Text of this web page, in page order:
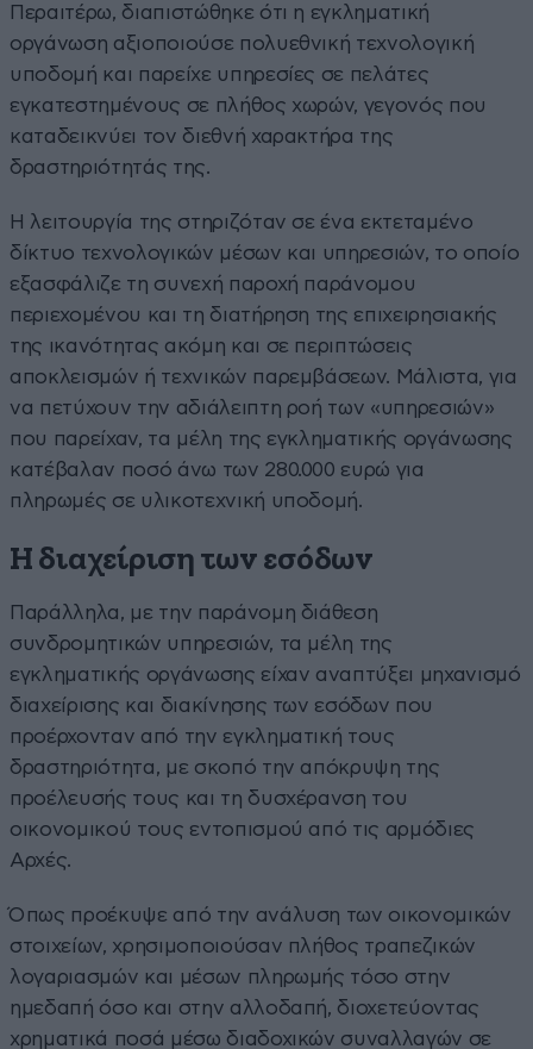
Περαιτέρω, διαπιστώθηκε ότι η εγκληματική
οργάνωση αξιοποιούσε πολυεθνική τεχνολογική
υποδομή και παρείχε υπηρεσίες σε πελάτες
εγκατεστημένους σε πλήθος χωρών, γεγονός που
καταδεικνύει τον διεθνή χαρακτήρα της
δραστηριότητάς της.
Η λειτουργία της στηριζόταν σε ένα εκτεταμένο
δίκτυο τεχνολογικών μέσων και υπηρεσιών, το οποίο
εξασφάλιζε τη συνεχή παροχή παράνομου
περιεχομένου και τη διατήρηση της επιχειρησιακής
της ικανότητας ακόμη και σε περιπτώσεις
αποκλεισμών ή τεχνικών παρεμβάσεων. Μάλιστα, για
να πετύχουν την αδιάλειπτη ροή των «υπηρεσιών»
που παρείχαν, τα μέλη της εγκληματικής οργάνωσης
κατέβαλαν ποσό άνω των 280.000 ευρώ για
πληρωμές σε υλικοτεχνική υποδομή.
Η διαχείριση των εσόδων
Παράλληλα, με την παράνομη διάθεση
συνδρομητικών υπηρεσιών, τα μέλη της
εγκληματικής οργάνωσης είχαν αναπτύξει μηχανισμό
διαχείρισης και διακίνησης των εσόδων που
προέρχονταν από την εγκληματική τους
δραστηριότητα, με σκοπό την απόκρυψη της
προέλευσής τους και τη δυσχέρανση του
οικονομικού τους εντοπισμού από τις αρμόδιες
Αρχές.
Όπως προέκυψε από την ανάλυση των οικονομικών
στοιχείων, χρησιμοποιούσαν πλήθος τραπεζικών
λογαριασμών και μέσων πληρωμής τόσο στην
ημεδαπή όσο και στην αλλοδαπή, διοχετεύοντας
χρηματικά ποσά μέσω διαδοχικών συναλλαγών σε